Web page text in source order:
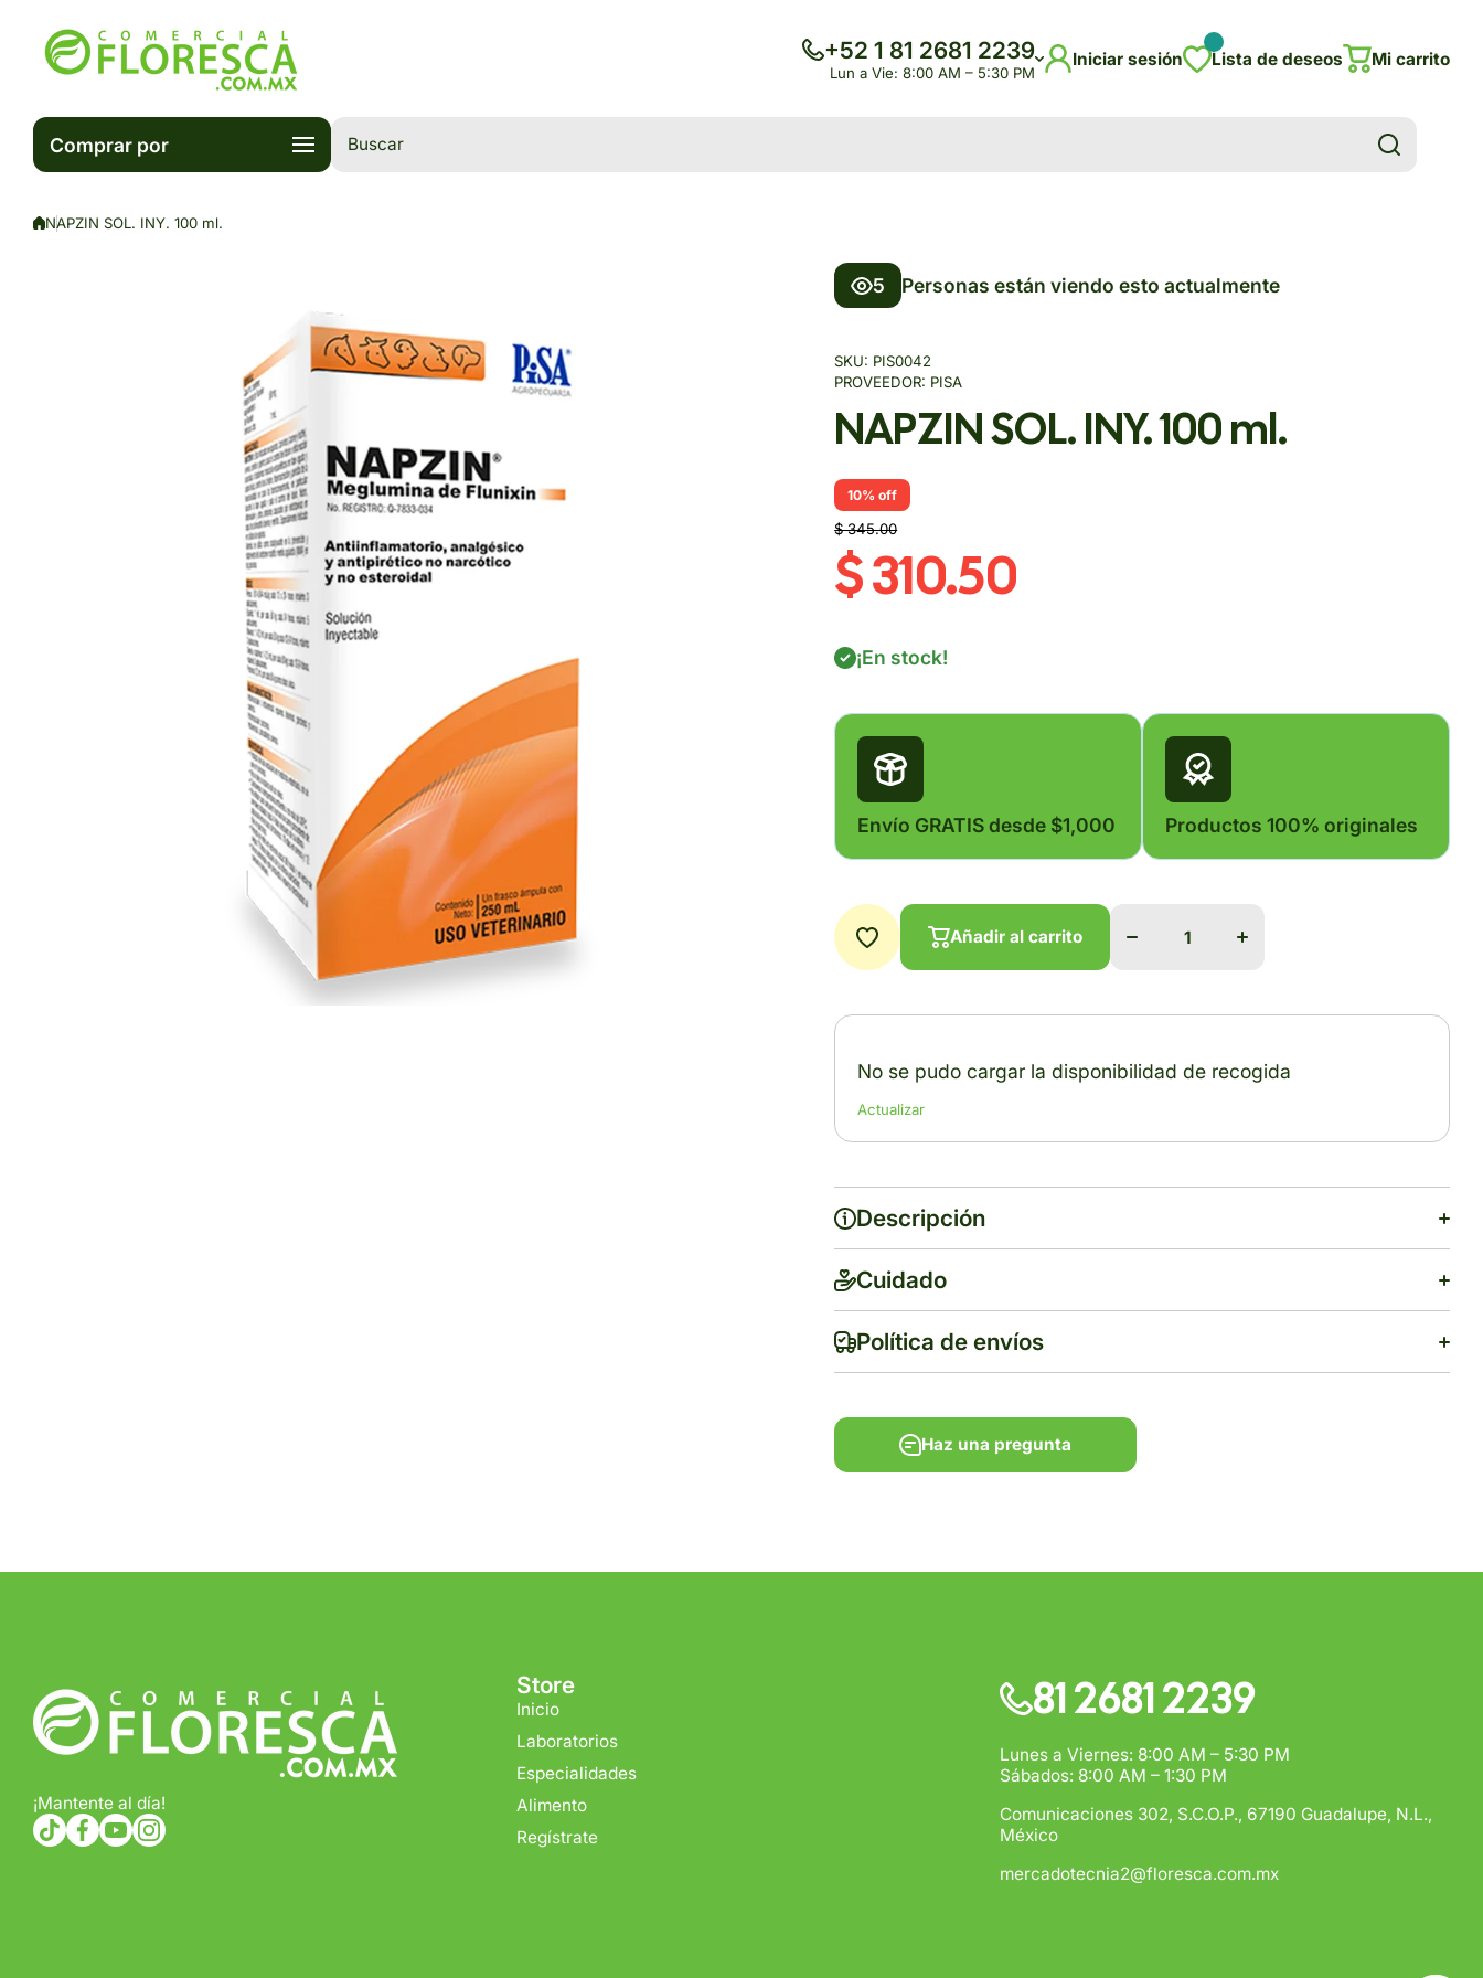
+52 1 81 2681 2239
Lun a Vie: 8:00 AM – 5:30 PM
Iniciar sesión Lista de deseos Mi carrito
Comprar por Buscar
NAPZIN SOL. INY. 100 ml.
5 Personas están viendo esto actualmente
SKU: PIS0042
PROVEEDOR: PISA
NAPZIN SOL. INY. 100 ml.
10% off
$ 345.00
$ 310.50
¡En stock!
Envío GRATIS desde $1,000 Productos 100% originales
NAPZIN
NAPZIN
Añadir al carrito
No se pudo cargar la disponibilidad de recogida
Actualizar
Descripción
Cuidado
Política de envíos
Haz una pregunta
¡Mantente al día!
tiktokcom/@comercialfloresca
facebookcom/FlorescaOficial
youtubecom/@florescaoficial4155
instagramcom/florescaoficial/
Store
Inicio
Laboratorios
Especialidades
Alimento
Regístrate
81 2681 2239
Lunes a Viernes: 8:00 AM – 5:30 PM
Sábados: 8:00 AM – 1:30 PM
Comunicaciones 302, S.C.O.P., 67190 Guadalupe, N.L.,
México
mercadotecnia2@floresca.com.mx